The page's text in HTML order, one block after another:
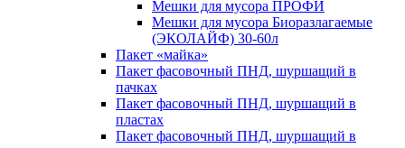
Мешки для мусора ПРОФИ
Мешки для мусора Биоразлагаемые
(ЭКОЛАЙФ) 30-60л
Пакет «майка»
Пакет фасовочный ПНД, шуршащий в
пачках
Пакет фасовочный ПНД, шуршащий в
пластах
Пакет фасовочный ПНД, шуршащий в